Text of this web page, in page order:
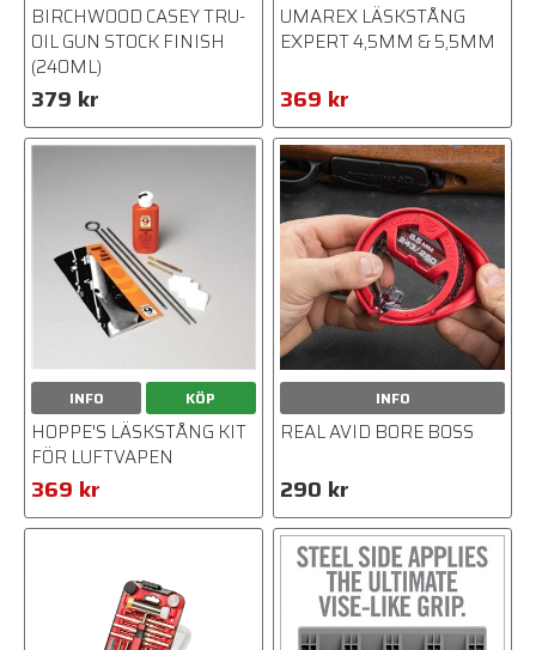
BIRCHWOOD CASEY TRU-
OIL GUN STOCK FINISH
(240ML)
379 kr
UMAREX LÄSKSTÅNG
EXPERT 4,5MM & 5,5MM
369 kr
INFO KÖP
HOPPE'S LÄSKSTÅNG KIT
FÖR LUFTVAPEN
369 kr
INFO
REAL AVID BORE BOSS
290 kr